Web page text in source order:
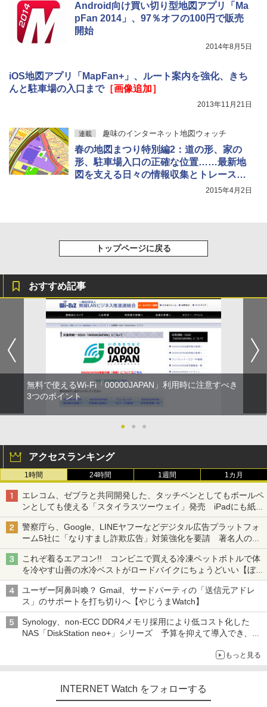
Android向け買い切り型地図アプリ「Ma
pFan 2014」、97％オフの100円で販売
開始
2014年8月5日
iOS地図アプリ「MapFan+」、ルート案内を強化、きち
んと駐車場の入口まで［画像追加］
2013年11月21日
連載 趣味のインターネット地図ウォッチ
春の地図まつり特別編2：道の形、家の
形、駐車場入口の正確な位置……最新地
図を支える日々の情報収集とトレースの
2015年4月2日
トップページに戻る
おすすめ記事
無料で使えるWi-Fi「00000JAPAN」利用時に注意すべき
3つのポイント
● ● ●
アクセスランキング
1時間 24時間 1週間 1カ月
エレコム、ゼブラと共同開発した、タッチペンとしてもボールペ
ンとしても使える「スタイラスツーウェイ」発売 iPadにも紙に
も、持ち替えずに書き込める
警察庁ら、Google、LINEヤフーなどデジタル広告プラットフォ
ーム5社に「なりすまし詐欺広告」対策強化を要請 著名人の写
真や映像を使った投資詐欺などへの対策として
これぞ着るエアコン!! コンビニで買える冷凍ペットボトルで体
を冷やす山善の水冷ベストがロードバイクにちょうどいい【ぼっ
ち・ざ・ろーど！その14】【空いた時間でなにしてる？】
ユーザー阿鼻叫喚？ Gmail、サードパーティの「送信元アドレ
ス」のサポートを打ち切りへ【やじうまWatch】
Synology、non-ECC DDR4メモリ採用により低コスト化した
NAS「DiskStation neo+」シリーズ 予算を抑えて導入でき、
もっと見る
INTERNET Watch をフォローする